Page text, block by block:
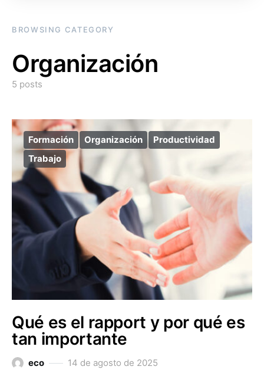
BROWSING CATEGORY
Organización
5 posts
Formación Organización
Productividad
Trabajo
Qué es el rapport y por qué es
tan importante
eco 14 de agosto de 2025